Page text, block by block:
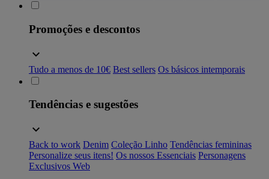
Promoções e descontos
Tudo a menos de 10€ Best sellers Os básicos intemporais
Tendências e sugestões
Back to work Denim Coleção Linho Tendências femininas
Personalize seus itens! Os nossos Essenciais Personagens
Exclusivos Web